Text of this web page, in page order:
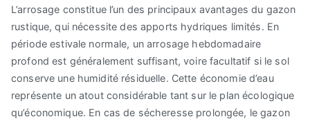
L’arrosage constitue l’un des principaux avantages du gazon
rustique, qui nécessite des apports hydriques limités. En
période estivale normale, un arrosage hebdomadaire
profond est généralement suffisant, voire facultatif si le sol
conserve une humidité résiduelle. Cette économie d’eau
représente un atout considérable tant sur le plan écologique
qu’économique. En cas de sécheresse prolongée, le gazon